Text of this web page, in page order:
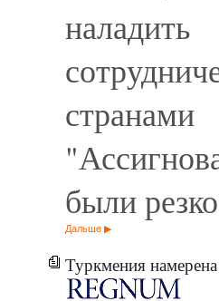
были
Дальше
Туркмения намерена